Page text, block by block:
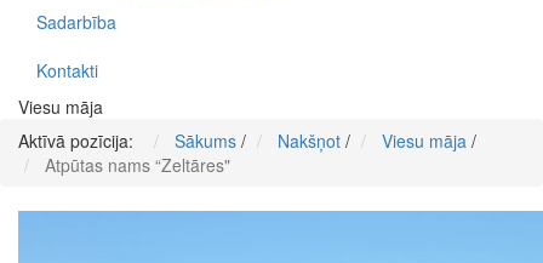
Sadarbība
Kontakti
Viesu māja
Aktīvā pozīcija:
Sākums / Nakšņot / Viesu māja /
Atpūtas nams “Zeltāres"